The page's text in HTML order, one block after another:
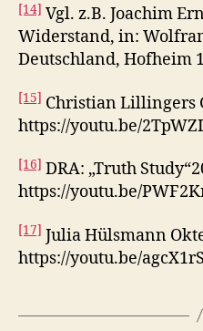
[14] Vgl. z.B. Joachim
Widerstand, in:
Deutschland, Hofheim
[15] Christian Lillingers
https://youtu.be/
[16] DRA: „Truth
https://youtu.be/
[17] Julia Hülsmann
https://youtu.be/